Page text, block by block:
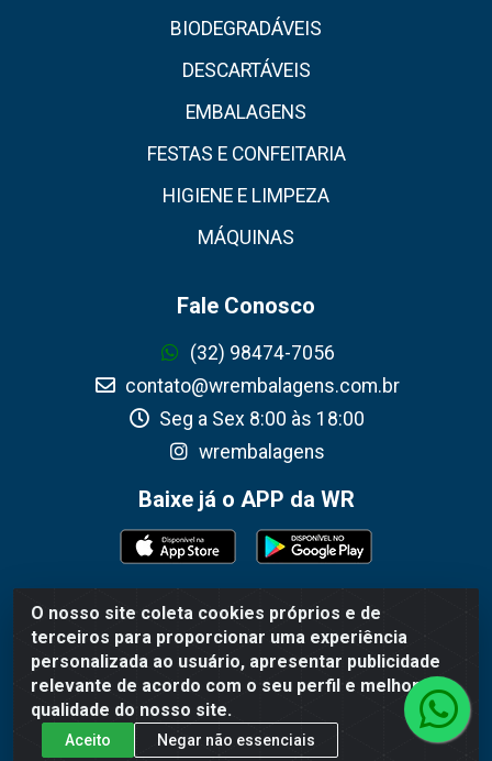
O nosso site coleta cookies próprios e de
terceiros para proporcionar uma experiência
personalizada ao usuário, apresentar publicidade
relevante de acordo com o seu perfil e melhorar a
qualidade do nosso site.
Aceito Negar não essenciais
BIODEGRADÁVEIS
DESCARTÁVEIS
EMBALAGENS
FESTAS E CONFEITARIA
HIGIENE E LIMPEZA
MÁQUINAS
Fale Conosco
(32) 98474-7056
contato@wrembalagens.com.br
Seg a Sex 8:00 às 18:00
wrembalagens
Baixe já o APP da WR
WR Embalagens - R. Cel. Teodoro Gomes de Araújo,
1360 - Grogotó - Barbacena / MG - CEP 36202-628 -
CNPJ 02.692.206/0001-55